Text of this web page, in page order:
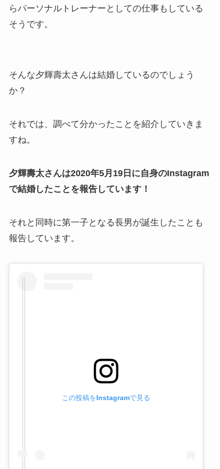
らパーソナルトレーナーとしての仕事もしている
そうです。
そんな夕輝壽太さんは結婚しているのでしょう
か？
それでは、調べて分かったことを紹介していきま
すね。
夕輝壽太さんは2020年5月19日に自身のInstagram
で結婚したことを報告しています！
それと同時に第一子となる長男が誕生したことも
報告しています。
この投稿をInstagramで見る